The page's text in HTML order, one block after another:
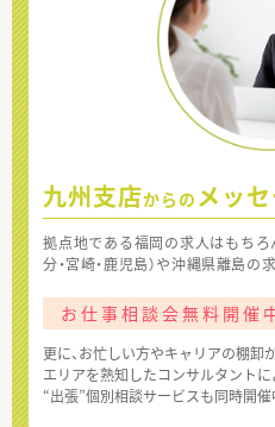
九州支店からの メッ
拠点地である福岡の求人はもちろ
分・宮崎・鹿児島）や沖縄県離島の
お仕事相談会無料開催中
更に、お忙しい方やキャリアの棚卸
エリアを熟知したコンサルタントに
“出張”個別相談サービスも同時開催